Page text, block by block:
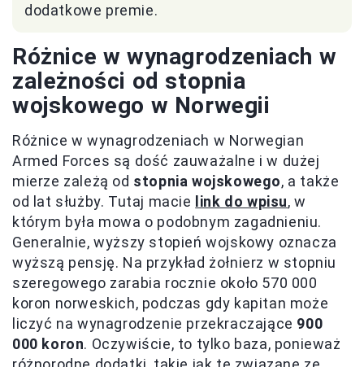
dodatkowe premie.
Różnice w wynagrodzeniach w
zależności od stopnia
wojskowego w Norwegii
Różnice w wynagrodzeniach w Norwegian
Armed Forces są dość zauważalne i w dużej
mierze zależą od stopnia wojskowego, a także
od lat służby. Tutaj macie
link do wpisu, w
którym była mowa o podobnym zagadnieniu.
Generalnie, wyższy stopień wojskowy oznacza
wyższą pensję. Na przykład żołnierz w stopniu
szeregowego zarabia rocznie około 570 000
koron norweskich, podczas gdy kapitan może
liczyć na wynagrodzenie przekraczające 900
000 koron. Oczywiście, to tylko baza, ponieważ